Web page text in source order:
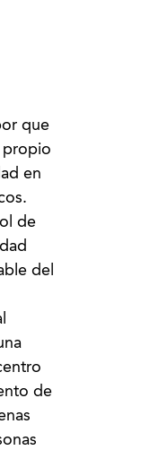
que
propio
en
de
del
de